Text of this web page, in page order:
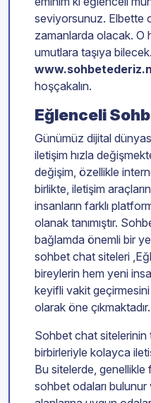
seviyorsunuz. Elbette
zamanlarda olacak. O
umutlara taşıya
hoşçakalın.
Eğlenceli
Günümüz dijital
iletişim hızla
değişim, özellikle
birlikte, iletişim
insanların farklı
olanak tanımıştır.
bağlamda önemli bir
sohbet chat siteleri
bireylerin hem yeni
keyifli vakit
olarak öne çıkmaktadır.
Sohbet chat sitelerinin
birbirleriyle kolayca
Bu sitelerde, genellikle
sohbet odaları bulunur